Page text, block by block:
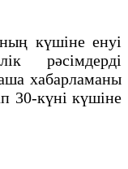
күшіне енуі
рәсімдерді
хабарламаны
30-күні күшіне